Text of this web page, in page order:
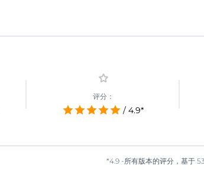
评分：
/ 4.9*
*4.9 -所有版本的评分，基于